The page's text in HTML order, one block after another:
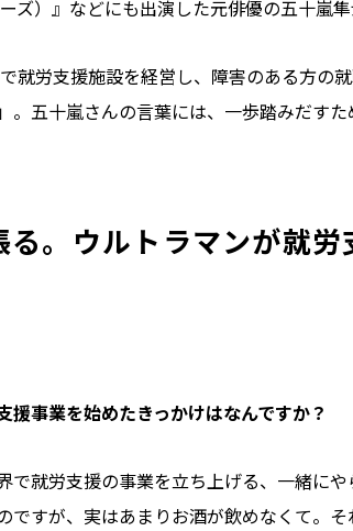
ズ）』などにも出演した元俳優の五十嵐隼
就労支援施設を経営し、障害のある方の
。五十嵐さんの言葉には、一歩踏みだすた
る。ウルトラマンが就
援事業を始めたきっかけはなんですか？
で就労支援の事業を立ち上げる、一緒に
ですが、実はあまりお酒が飲めなくて。